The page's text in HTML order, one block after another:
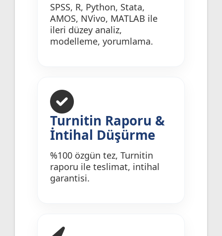
SPSS, R, Python, Stata,
AMOS, NVivo, MATLAB ile
ileri düzey analiz,
modelleme, yorumlama.
Turnitin Raporu &
İntihal Düşürme
%100 özgün tez, Turnitin
raporu ile teslimat, intihal
garantisi.